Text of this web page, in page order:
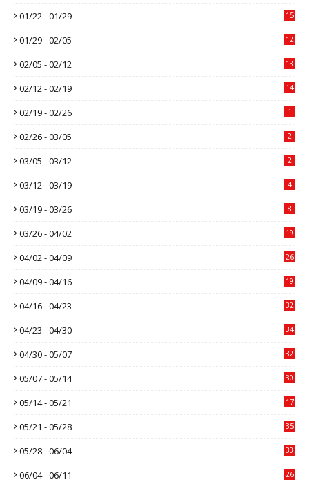
01/22 - 01/29 15
01/29 - 02/05 12
02/05 - 02/12 13
02/12 - 02/19 14
02/19 - 02/26 1
02/26 - 03/05 2
03/05 - 03/12 2
03/12 - 03/19 4
03/19 - 03/26 8
03/26 - 04/02 19
04/02 - 04/09 26
04/09 - 04/16 19
04/16 - 04/23 32
04/23 - 04/30 34
04/30 - 05/07 32
05/07 - 05/14 30
05/14 - 05/21 17
05/21 - 05/28 35
05/28 - 06/04 33
06/04 - 06/11 26